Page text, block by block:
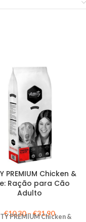
PREMIUM Chicken &
Ração para Cão
Adulto
€10,30– €31,90
PREMIUM Chicken &